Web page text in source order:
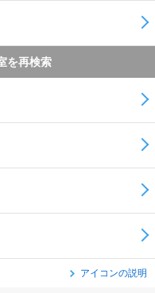
を再検索
アイコンの説明